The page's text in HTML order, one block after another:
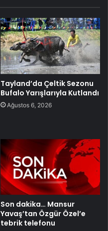
Tayland’da Çeltik Sezonu
Bufalo Yarışlarıyla Kutlandı
Ağustos 6, 2026
Son dakika… Mansur
Yavaş’tan Özgür Özel’e
tebrik telefonu